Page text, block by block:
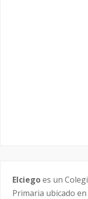
Elciegoes un
Primaria ubicado